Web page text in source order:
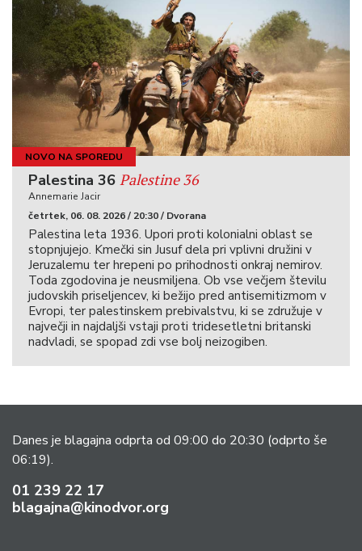
NOVO NA SPOREDU
Palestina 36 Palestine 36
Annemarie Jacir
četrtek, 06. 08. 2026 / 20:30 / Dvorana
Palestina leta 1936. Upori proti kolonialni oblast se
stopnjujejo. Kmečki sin Jusuf dela pri vplivni družini v
Jeruzalemu ter hrepeni po prihodnosti onkraj nemirov.
Toda zgodovina je neusmiljena. Ob vse večjem številu
judovskih priseljencev, ki bežijo pred antisemitizmom v
Evropi, ter palestinskem prebivalstvu, ki se združuje v
največji in najdaljši vstaji proti tridesetletni britanski
nadvladi, se spopad zdi vse bolj neizogiben.
Danes je blagajna odprta od 09:00 do 20:30 (odprto še
06:19).
01 239 22 17
blagajna@kinodvor.org